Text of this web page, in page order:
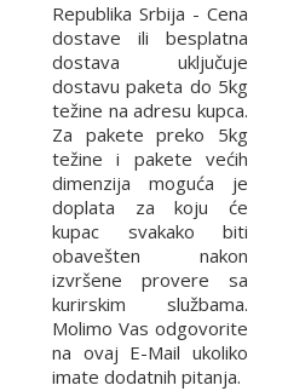
Republika Srbija - Cena
dostave ili besplatna
dostava uključuje
dostavu paketa do 5kg
težine na adresu kupca.
Za pakete preko 5kg
težine i pakete većih
dimenzija moguća je
doplata za koju će
kupac svakako biti
obavešten nakon
izvršene provere sa
kurirskim službama.
Molimo Vas odgovorite
na ovaj E-Mail ukoliko
imate dodatnih pitanja.